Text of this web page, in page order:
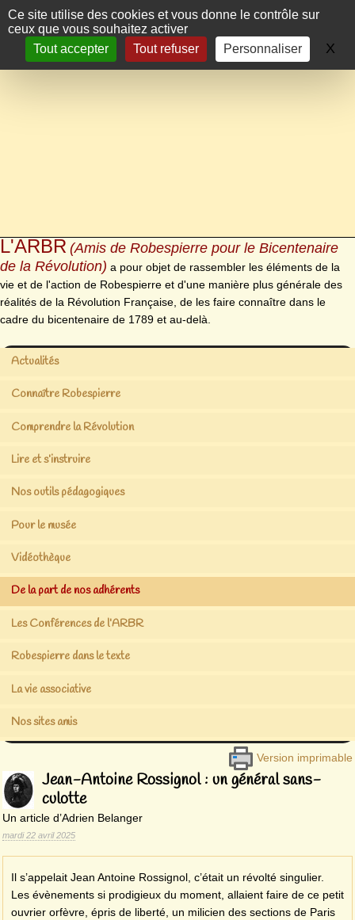
Panneau de gestion des cookies
Ce site utilise des cookies et vous donne le contrôle sur
ceux que vous souhaitez activer
Tout accepter
Tout refuser Personnaliser X
L'ARBR (Amis de Robespierre pour le Bicentenaire
de la Révolution) a pour objet de rassembler les éléments de la
vie et de l'action de Robespierre et d'une manière plus générale des
réalités de la Révolution Française, de les faire connaître dans le
cadre du bicentenaire de 1789 et au-delà.
Actualités
Connaître Robespierre
Comprendre la Révolution
Lire et s’instruire
Nos outils pédagogiques
Pour le musée
Vidéothèque
De la part de nos adhérents
Les Conférences de l’ARBR
Robespierre dans le texte
La vie associative
Nos sites amis
Version imprimable
Jean-Antoine Rossignol : un général sans-
culotte
Un article d’Adrien Belanger
mardi 22 avril 2025
Il s’appelait Jean Antoine Rossignol, c’était un révolté singulier.
Les évènements si prodigieux du moment, allaient faire de ce petit
ouvrier orfèvre, épris de liberté, un milicien des sections de Paris